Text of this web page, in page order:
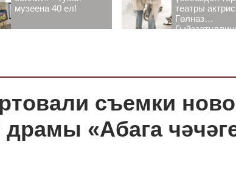
музеена 40 ел!
театры
Гөлназ
съемки
драмы «Абага